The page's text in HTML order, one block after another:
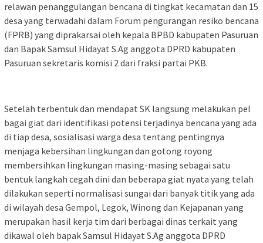
relawan penanggulangan bencana di tingkat kecamatan dan 15
desa yang terwadahi dalam Forum pengurangan resiko bencana
(FPRB) yang diprakarsai oleh kepala BPBD kabupaten Pasuruan
dan Bapak Samsul Hidayat S.Ag anggota DPRD kabupaten
Pasuruan sekretaris komisi 2 dari fraksi partai PKB.
Setelah terbentuk dan mendapat SK langsung melakukan pel
bagai giat dari identifikasi potensi terjadinya bencana yang ada
di tiap desa, sosialisasi warga desa tentang pentingnya
menjaga kebersihan lingkungan dan gotong royong
membersihkan lingkungan masing-masing sebagai satu
bentuk langkah cegah dini dan beberapa giat nyata yang telah
dilakukan seperti normalisasi sungai dari banyak titik yang ada
di wilayah desa Gempol, Legok, Winong dan Kejapanan yang
merupakan hasil kerja tim dari berbagai dinas terkait yang
dikawal oleh bapak Samsul Hidayat S.Ag anggota DPRD